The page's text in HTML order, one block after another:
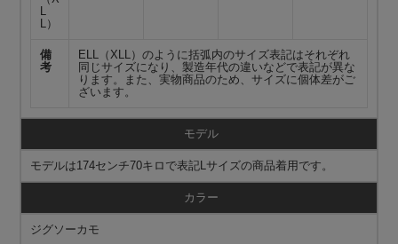
L
L）
備
考
ELL（XLL）のように括弧内のサイズ表記はそれぞれ
同じサイズになり、製造年代の違いなどで表記が異な
ります。また、実物商品のため、サイズに個体差がご
ざいます。
モデル
モデルは174センチ70キロで表記Lサイズの商品着用です。
カラー
ジグソーカモ